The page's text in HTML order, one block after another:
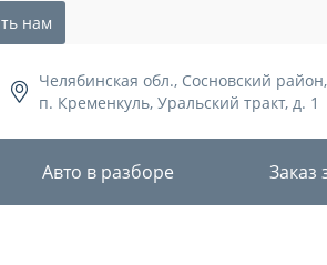
нам
Челябинская обл., Сосновский район,
п. Кременкуль, Уральский тракт, д. 1
Авто в разборе Заказ